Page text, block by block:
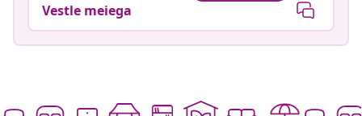
Vestle meiega